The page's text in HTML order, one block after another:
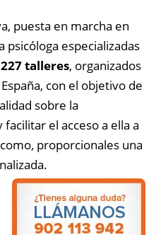
puesta en marcha en
especializadas
227 talleres, organizados
con el objetivo de
sobre la
el acceso a ella a
proporcionales una